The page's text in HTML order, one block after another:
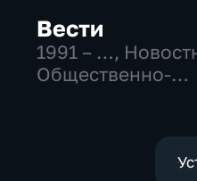
Вести
1991 – …,
Общественно-